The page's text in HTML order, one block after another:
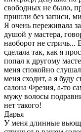
свободных не было,
пришли без записи,
Я очень переживала
душой у мастера,
наоборот не стричь...
сделала так, как я
попал к другому
меня спокойно
меня сходит, а я буду
салона Фрезия, а-то
мужу волосы
нет такого!
Дарья
У меня длинные